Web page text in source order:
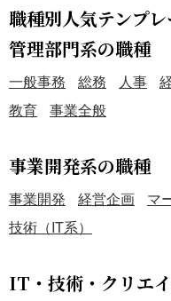
職種別人気テンプ
管理部門系の職種
一般事務 総務 人事
教育
事業全般
事業開発系の職種
事業開発 経営企画 マ
技術（IT系）
IT・技術・クリエ